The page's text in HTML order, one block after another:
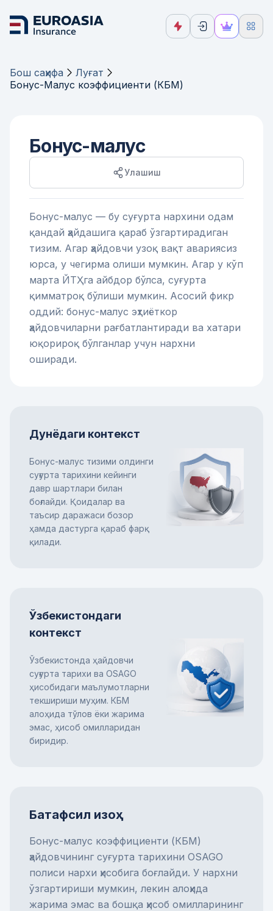
Бош саҳифа
Луғат
Бонус-Малус коэффициенти (КБМ)
Бонус-малус
Улашиш
Бонус-малус — бу суғурта нархини одам
қандай ҳайдашига қараб ўзгартирадиган
тизим. Агар ҳайдовчи узоқ вақт авариясиз
юрса, у чегирма олиши мумкин. Агар у кўп
марта ЙТҲга айбдор бўлса, суғурта
қимматроқ бўлиши мумкин. Асосий фикр
оддий: бонус-малус эҳтиёткор
ҳайдовчиларни рағбатлантиради ва хатари
юқорироқ бўлганлар учун нархни
оширади.
Дунёдаги контекст
Бонус-малус тизими олдинги
суғурта тарихини кейинги
давр шартлари билан
боғлайди. Қоидалар ва
таъсир даражаси бозор
ҳамда дастурга қараб фарқ
қилади.
Ўзбекистондаги
контекст
Ўзбекистонда ҳайдовчи
суғурта тарихи ва OSAGO
ҳисобидаги маълумотларни
текшириши муҳим. КБМ
алоҳида тўлов ёки жарима
эмас, ҳисоб омилларидан
биридир.
Батафсил изоҳ
Бонус-малус коэффициенти (КБМ)
ҳайдовчининг суғурта тарихини OSAGO
полиси нархи ҳисобига боғлайди. У нархни
ўзгартириши мумкин, лекин алоҳида
жарима эмас ва бошқа ҳисоб омилларининг